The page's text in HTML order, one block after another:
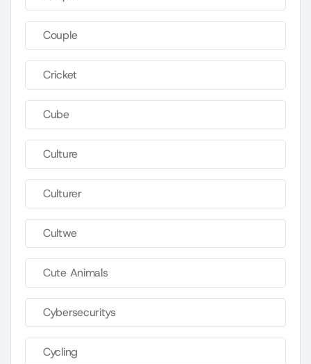
Couple
Cricket
Cube
Culture
Culturer
Cultwe
Cute Animals
Cybersecuritys
Cycling